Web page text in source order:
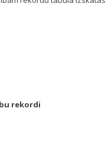
rekordi